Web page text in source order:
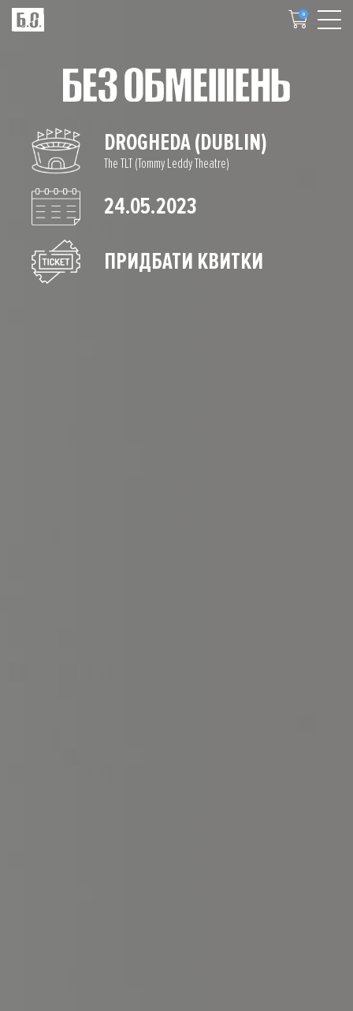
0
DROGHEDA (DUBLIN)
The TLT (Tommy Leddy Theatre)
24.05.2023
ПРИДБАТИ КВИТКИ